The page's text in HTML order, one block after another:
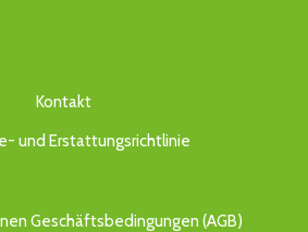
Kontakt
und Erstattungsrichtlinie
Geschäftsbedingungen (AGB)